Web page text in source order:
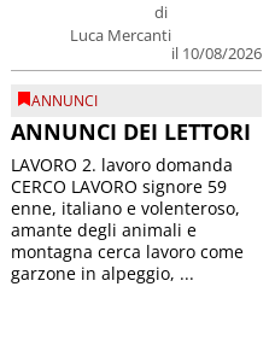
di
Luca Mercanti
il 10/08/2026
ANNUNCI
ANNUNCI DEI LETTORI
LAVORO 2. lavoro domanda
CERCO LAVORO signore 59
enne, italiano e volenteroso,
amante degli animali e
montagna cerca lavoro come
garzone in alpeggio, ...